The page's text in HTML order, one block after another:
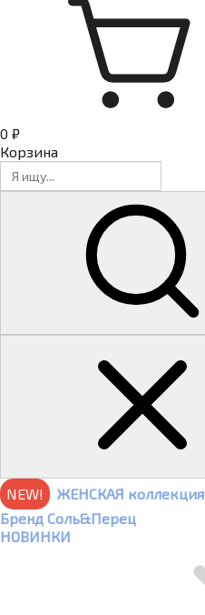
0 ₽
Корзина
NEW!
ЖЕНСКАЯ коллекция
Бренд Соль&Перец
НОВИНКИ